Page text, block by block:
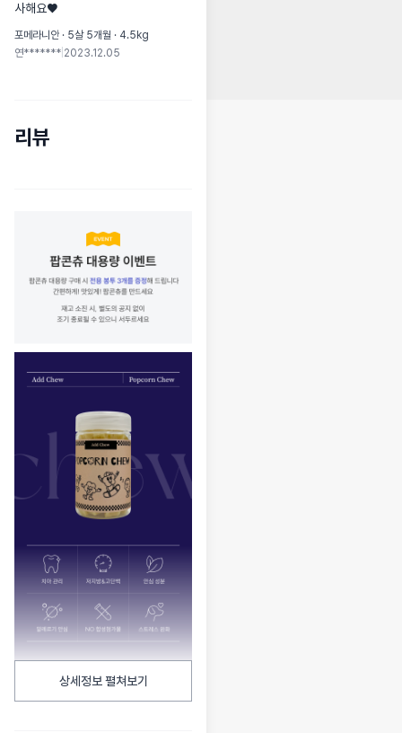
사해요♥︎
포메라니안 · 5살 5개월 · 4.5kg
연******* 2023.12.05
리뷰
상세정보 펼쳐보기